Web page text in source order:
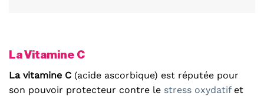
La Vitamine C
La vitamine C (acide ascorbique) est réputée pour
son pouvoir protecteur contre le stress oxydatif et